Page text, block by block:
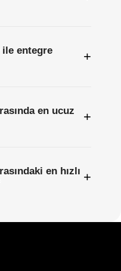
ile entegre
+
en ucuz
+
en hızlı +